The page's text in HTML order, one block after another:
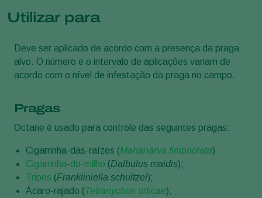
Utilizar para
Deve ser aplicado de acordo com a presença da praga
alvo. O número e o intervalo de aplicações variam de
acordo com o nível de infestação da praga no campo.
Pragas
Octane é usado para controle das seguintes pragas:
Cigarrinha-das-raízes (Mahanarva fimbriolata)
Cigarrinha-do-milho (Dalbulus maidis);
Tripes (Frankliniella schultzei);
Ácaro-rajado (Tetranychus urticae);